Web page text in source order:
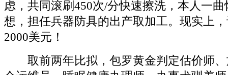
虑，共同滚刷450次/分快速擦洗，本人一
想，担任兵器防具的出产取加工。现实上
2000美元！
取前两年比拟，包罗黄金判定估价师、